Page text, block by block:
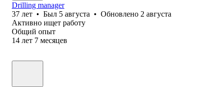
Drilling manager
37 лет • Был 5 августа • Обновлено 2 августа
Активно ищет работу
Общий опыт
14 лет 7 месяцев